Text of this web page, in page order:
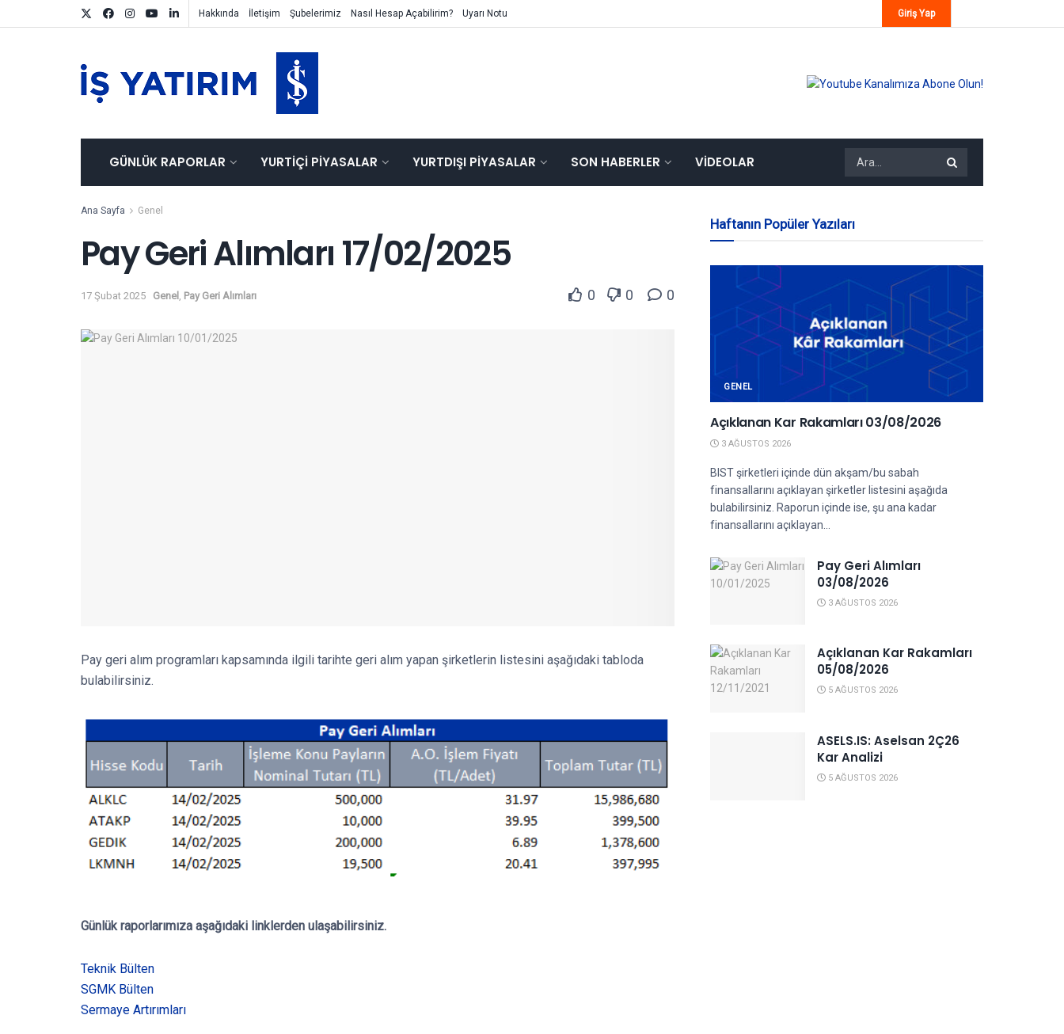
Hakkında İletişim Şubelerimiz Nasıl Hesap Açabilirim? Uyarı Notu Giriş Yap
GÜNLÜK RAPORLAR YURTIÇI PIYASALAR YURTDIŞI PIYASALAR SON HABERLER VIDEOLAR
Ana Sayfa Genel
Pay Geri Alımları 17/02/2025
17 Şubat 2025 Genel Pay Geri Alımları 0 0 0
Pay geri alım programları kapsamında ilgili tarihte geri alım yapan şirketlerin listesini aşağıdaki tabloda
bulabilirsiniz.
Günlük raporlarımıza aşağıdaki linklerden ulaşabilirsiniz.
Teknik Bülten
SGMK Bülten
Sermaye Artırımları
Haftanın Popüler Yazıları
GENEL
Açıklanan Kar Rakamları 03/08/2026
3 AĞUSTOS 2026
BIST şirketleri içinde dün akşam/bu sabah
finansallarını açıklayan şirketler listesini aşağıda
bulabilirsiniz. Raporun içinde ise, şu ana kadar
finansallarını açıklayan...
Pay Geri Alımları
03/08/2026
3 AĞUSTOS 2026
Açıklanan Kar Rakamları
05/08/2026
5 AĞUSTOS 2026
ASELS.IS: Aselsan 2Ç26
Kar Analizi
5 AĞUSTOS 2026